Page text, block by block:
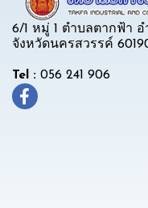
6/1 หมู่ 1 ตำบลตากฟ้า อ
จังหวัดนครสวรรค์
Tel : 056 241 906